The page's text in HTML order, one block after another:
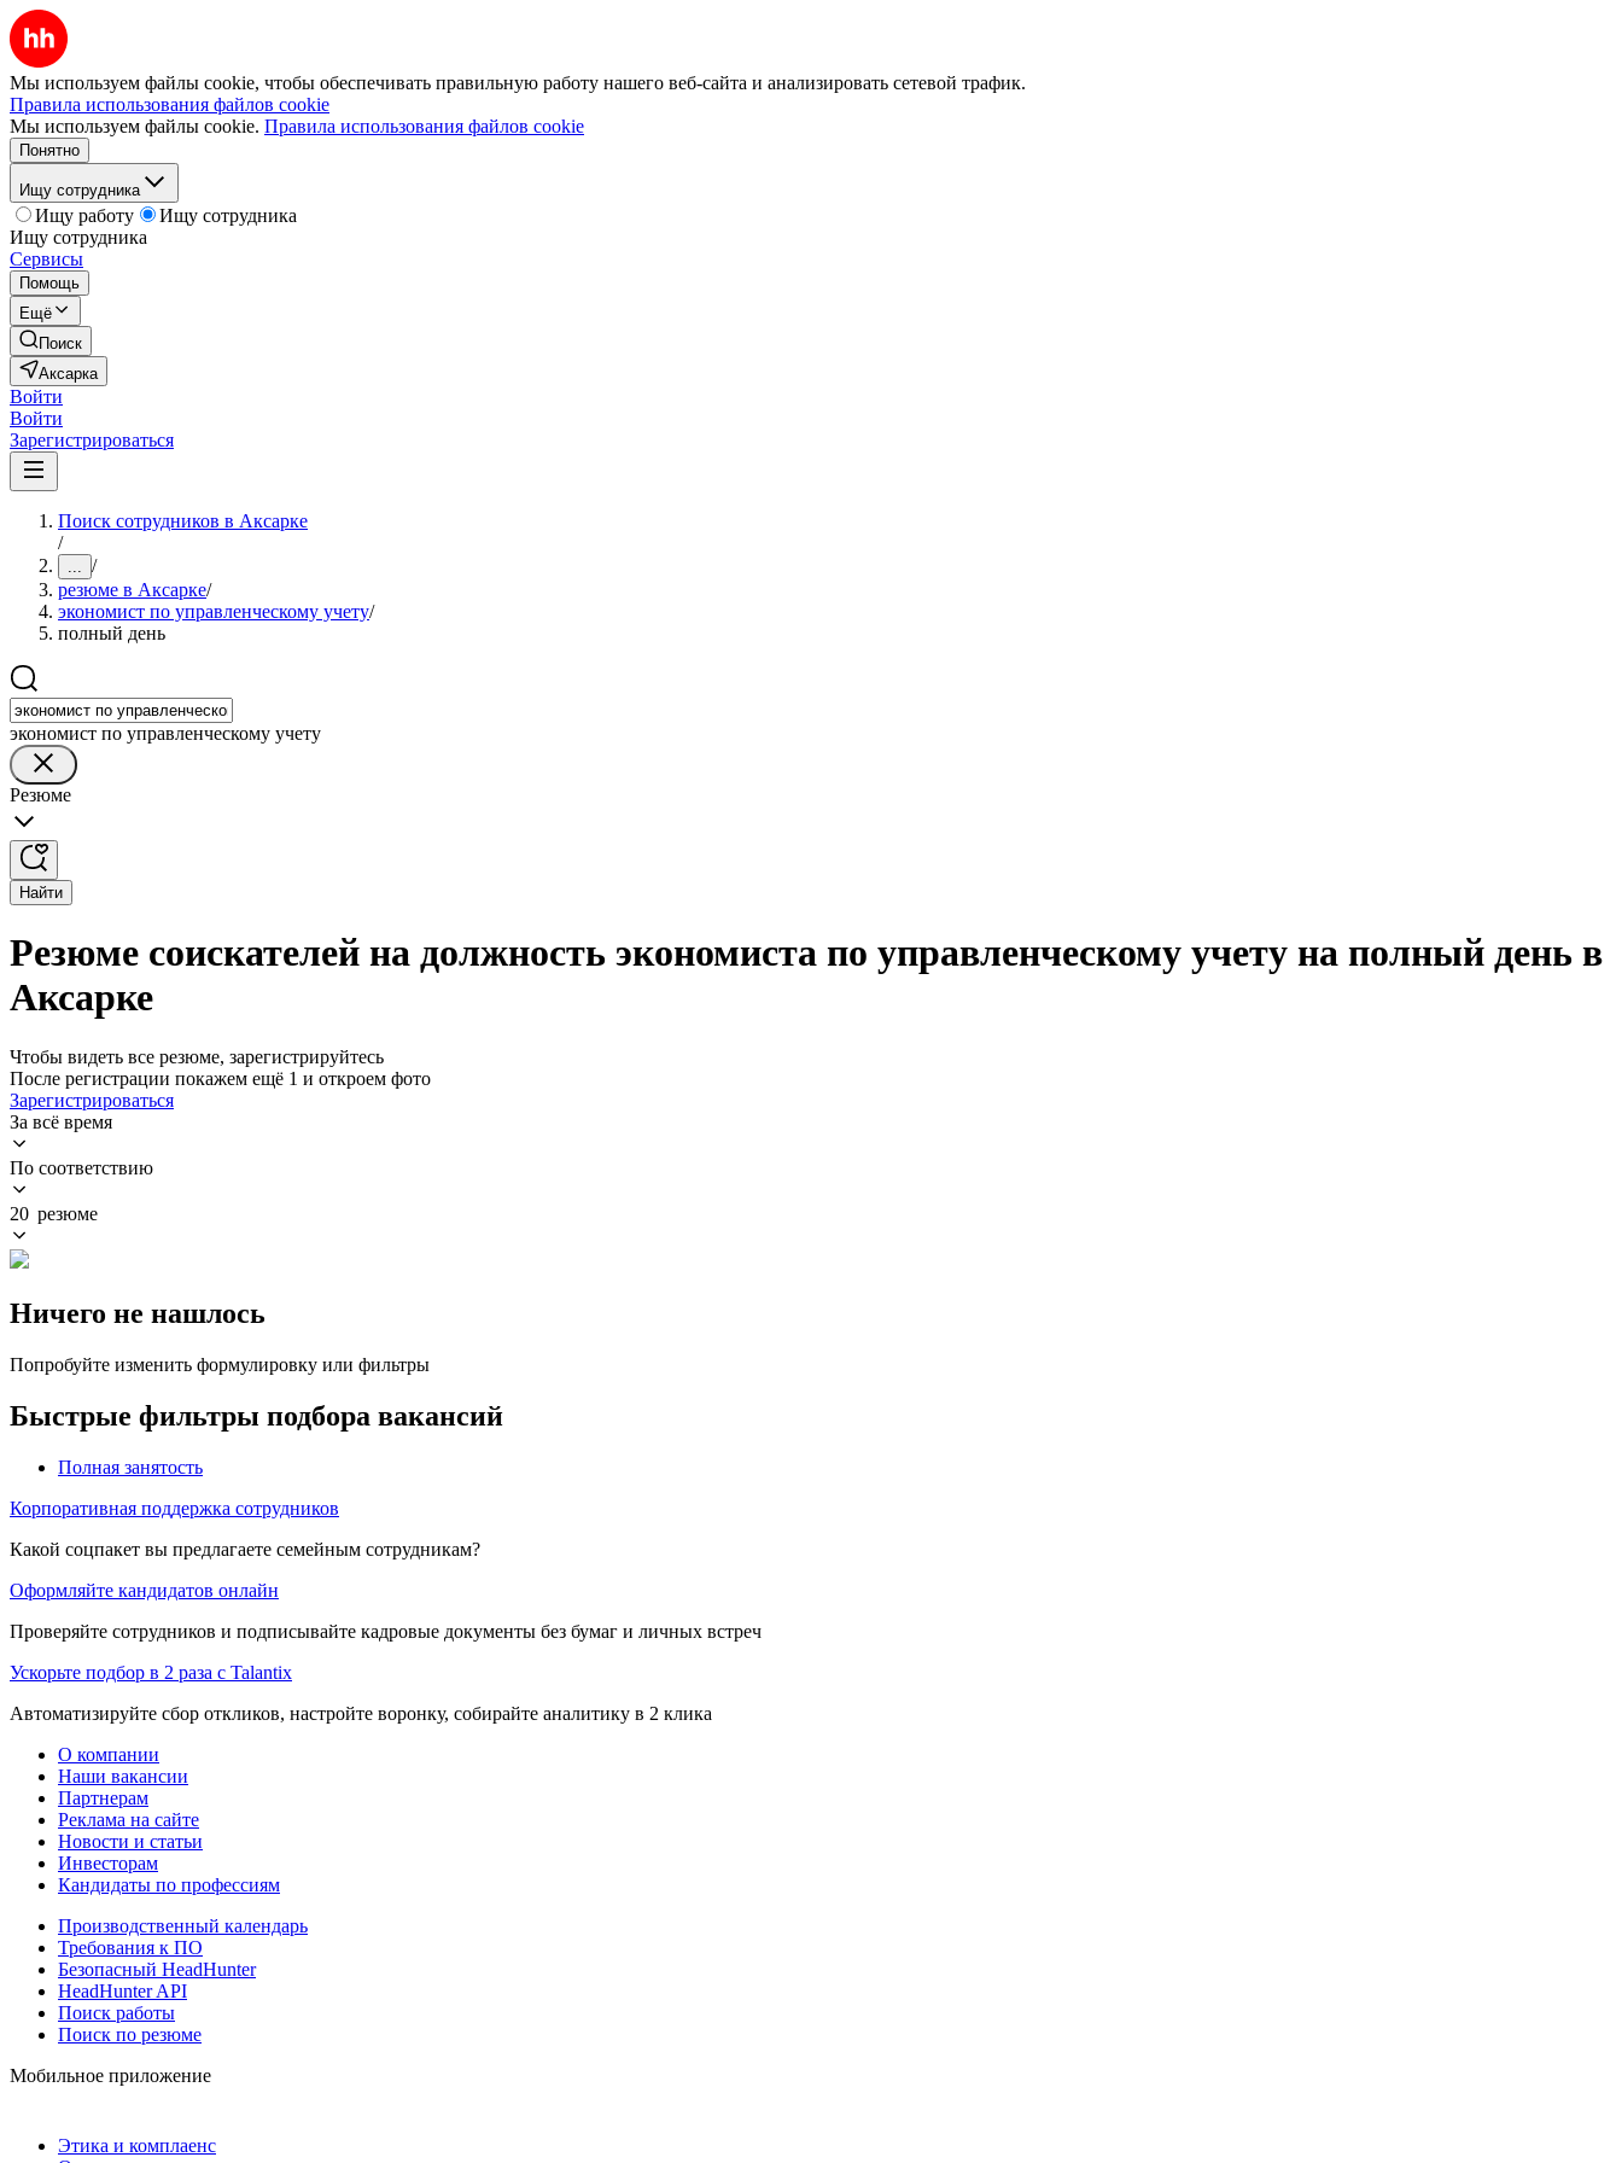
Мы используем файлы cookie, чтобы обеспечивать правильную работу нашего веб-сайта и анализировать сетевой трафик.
Правила использования файлов cookie
Мы используем файлы cookie. Правила использования файлов cookie
Понятно
Ищу сотрудника
Ищу работу
Ищу сотрудника
Ищу сотрудника
Сервисы
Помощь
Ещё
Поиск
Аксарка
Войти
Войти
Зарегистрироваться
Поиск сотрудников в Аксарке
/
... /
резюме в Аксарке/
экономист по управленческому учету/
полный день
экономист по управленческому учету
Резюме
Найти
Резюме соискателей на должность экономиста по управленческому учету на полный день в
Аксарке
Чтобы видеть все резюме, зарегистрируйтесь
После регистрации покажем ещё 1 и откроем фото
Зарегистрироваться
За всё время
По соответствию
20 резюме
Ничего не нашлось
Попробуйте изменить формулировку или фильтры
Быстрые фильтры подбора вакансий
Полная занятость
Корпоративная поддержка сотрудников
Какой соцпакет вы предлагаете семейным сотрудникам?
Оформляйте кандидатов онлайн
Проверяйте сотрудников и подписывайте кадровые документы без бумаг и личных встреч
Ускорьте подбор в 2 раза с Talantix
Автоматизируйте сбор откликов, настройте воронку, собирайте аналитику в 2 клика
О компании
Наши вакансии
Партнерам
Реклама на сайте
Новости и статьи
Инвесторам
Кандидаты по профессиям
Производственный календарь
Требования к ПО
Безопасный HeadHunter
HeadHunter API
Поиск работы
Поиск по резюме
Мобильное приложение
Этика и комплаенс